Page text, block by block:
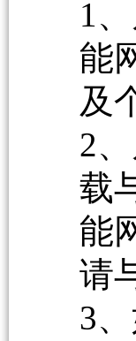
1
能
及
2
载
能
请
3